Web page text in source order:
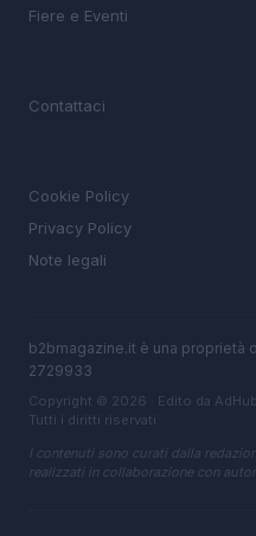
Fiere e Eventi
Contattaci
Cookie Policy
Privacy Policy
Note legali
b2bmagazine.it è una proprietà
2729933
Copyright © 2026 · Edito da
Tutti i diritti riservati
I contenuti sono curati dalla
realizzati in collaborazione con